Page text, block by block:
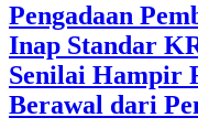
Pengadaan
Inap Standar
Senilai Hampir
Berawal dari